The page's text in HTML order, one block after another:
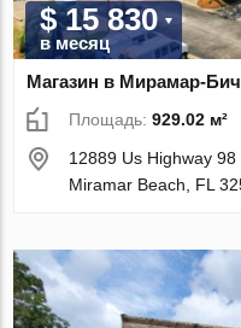
$ 15 830
в месяц
Магазин в Мирамар-
Площадь:929.02 м²
12889 Us Highway 98
Miramar Beach, FL